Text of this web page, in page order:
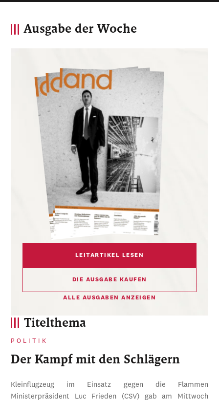
Titelthema
POLITIK
Der Kampf mit den Schlägern
Kleinflugzeug im Einsatz gegen die Flammen
Ministerpräsident Luc Frieden (CSV) gab am Mittwoch
Ausgabe der Woche
LEITARTIKEL LESEN
DIE AUSGABE KAUFEN
ALLE AUSGABEN ANZEIGEN